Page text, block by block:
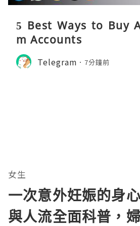
5 Best Ways to Buy
m Accounts
Telegram 7分鐘前
女生
一次意外妊娠的身
與人流全面科普，